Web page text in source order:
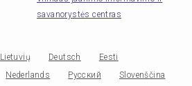
savanorystės centras
Lietuvių Deutsch
Eesti
Nederlands Русский
Slovenščina